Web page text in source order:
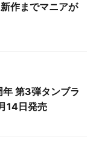
作までマニアが
第3弾タンブラ
14日発売